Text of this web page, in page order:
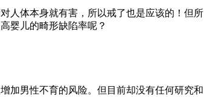
体本身就有害，所以戒了也是应该的！但所
婴儿的畸形缺陷率呢？
男性不育的风险。但目前却没有任何研究和